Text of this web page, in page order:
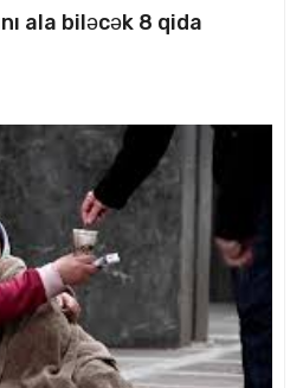
ala biləcək 8 qida